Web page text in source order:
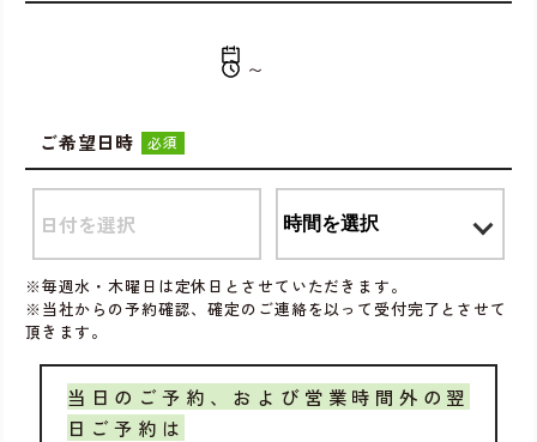
〜
ご希望日時 必須
※毎週水・木曜日は定休日とさせていただきます。
※当社からの予約確認、確定のご連絡を以って受付完了とさせて
頂きます。
当日のご予約、および営業時間外の翌
日ご予約は